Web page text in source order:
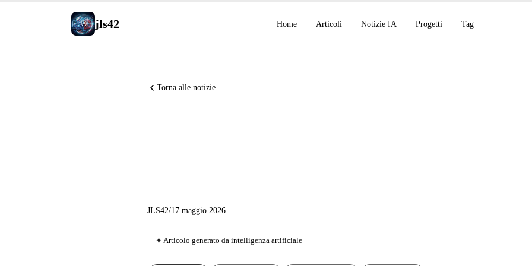
jls42 Home Articoli Notizie IA Progetti Tag
Torna alle notizie
JLS42/17 maggio 2026
Articolo generato da intelligenza artificiale